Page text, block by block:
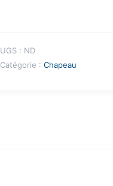
UGS : ND
Catégorie : Chapeau